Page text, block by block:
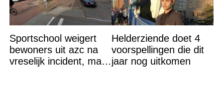
Sportschool weigert
bewoners uit azc na
vreselijk incident, maar
Helderziende doet 4
voorspellingen die dit
jaar nog uitkomen